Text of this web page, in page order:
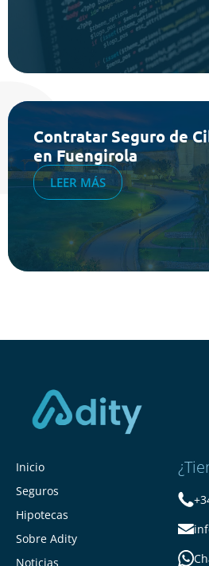
Contratar Seguro de
en Fuengirola
LEER MÁS
Inicio
Seguros
Hipotecas
Sobre Adity
Noticias